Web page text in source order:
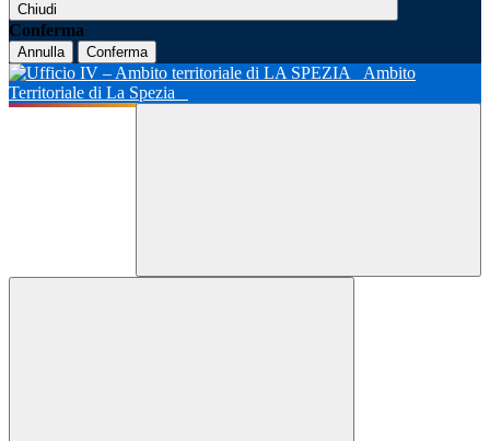
Chiudi
Conferma
Annulla Conferma
Ambito
Territoriale di La Spezia